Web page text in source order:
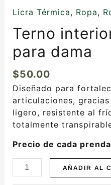
Licra Térmica, Ropa,
Terno
para dama
$50.00
Diseñado para
articulaciones,
ligero, resistente al
totalmente
Precio de cada
AÑADIR AL